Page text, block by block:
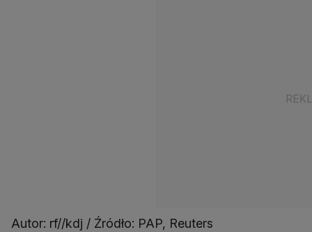
Autor: rf//kdj / Źródło: PAP, Reuters